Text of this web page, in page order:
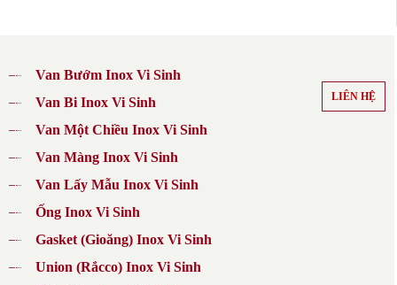
LIÊN HỆ
Van Bướm Inox Vi Sinh
Van Bi Inox Vi Sinh
Van Một Chiều Inox Vi Sinh
Van Màng Inox Vi Sinh
Van Lấy Mẫu Inox Vi Sinh
Ống Inox Vi Sinh
Gasket (Gioăng) Inox Vi Sinh
Union (Rắcco) Inox Vi Sinh